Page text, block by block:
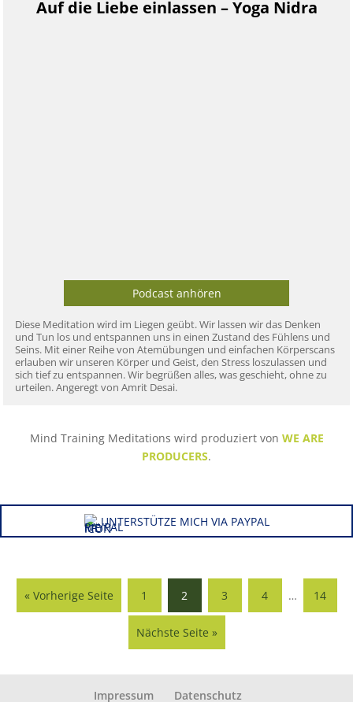
Auf die Liebe einlassen – Yoga Nidra
Podcast anhören
Diese Meditation wird im Liegen geübt. Wir lassen wir das Denken
und Tun los und entspannen uns in einen Zustand des Fühlens und
Seins. Mit einer Reihe von Atemübungen und einfachen Körperscans
erlauben wir unseren Körper und Geist, den Stress loszulassen und
sich tief zu entspannen. Wir begrüßen alles, was geschieht, ohne zu
urteilen. Angeregt von Amrit Desai.
Mind Training Meditations wird produziert von WE ARE
PRODUCERS.
UNTERSTÜTZE MICH VIA PAYPAL
« Vorherige Seite 1 2 3 4 … 14
Nächste Seite »
Impressum Datenschutz